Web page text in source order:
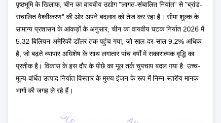
पृष्ठभूमि के खिलाफ, चीन का वायवीय उद्योग "लागत-संचालित निर्यात" से "ब्रांड-
संचालित वैश्वीकरण" की ओर अपने बदलाव को तेज कर रहा है। सीमा शुल्क के
सामान्य प्रशासन के आंकड़ों के अनुसार, चीन का वायवीय घटक निर्यात 2026 में
5.32 बिलियन अमेरिकी डॉलर तक पहुंच गया, जो साल-दर-साल 9.2% अधिक
है, जो बढ़ते व्यापार अधिशेष के साथ लगातार पांच वर्षों में सकारात्मक वृद्धि का
प्रतीक है। विकास के इस दौर के पीछे का मूल तर्क चुपचाप बदल गया है: उच्च-
मूल्य-वर्धित उत्पाद निर्यात विस्तार के मुख्य इंजन के रूप में निम्न-स्तरीय मानक
भागों की जगह ले रहे हैं।